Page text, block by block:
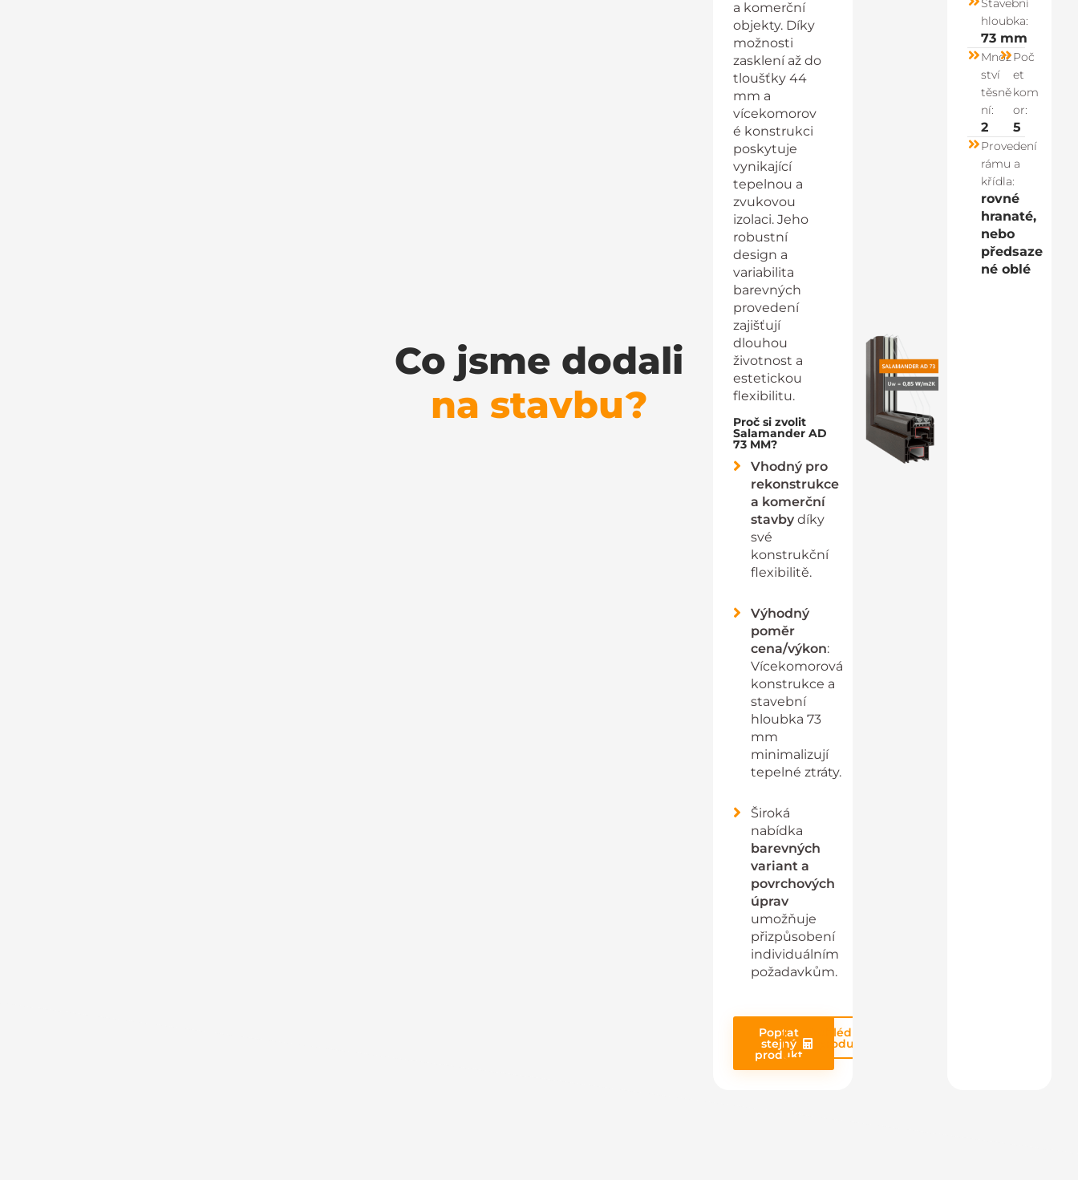
Co jsme dodali
na stavbu?
a komerční
objekty. Díky
možnosti
zasklení až do
tloušťky 44
mm a
vícekomorov
é konstrukci
poskytuje
vynikající
tepelnou a
zvukovou
izolaci. Jeho
robustní
design a
variabilita
barevných
provedení
zajišťují
dlouhou
životnost a
estetickou
flexibilitu.
Proč si zvolit
Salamander AD
73 MM?
Vhodný pro
rekonstrukce
a komerční
stavby díky
své
konstrukční
flexibilitě.
Výhodný
poměr
cena/výkon:
Vícekomorová
konstrukce a
stavební
hloubka 73
mm
minimalizují
tepelné ztráty.
Široká
nabídka
barevných
variant a
povrchových
úprav
umožňuje
přizpůsobení
individuálním
požadavkům.
Poptat
stejný
produkt
Prohlédnout
produkt
Stavební
hloubka:
73 mm
Množ
ství
těsně
ní:
2
Poč
et
kom
or:
5
Provedení
rámu a
křídla:
rovné
hranaté,
nebo
předsaze
né oblé​